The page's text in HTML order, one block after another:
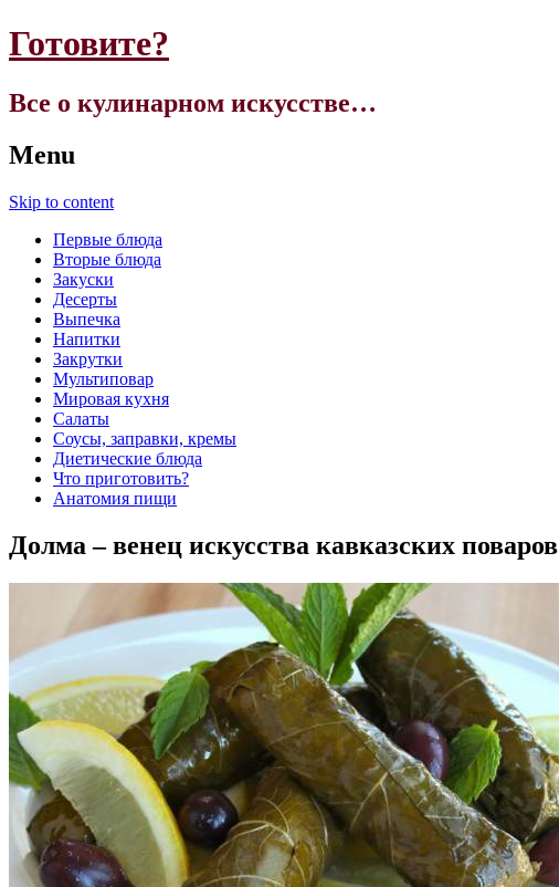
Готовите?
Все о кулинарном искусстве…
Menu
Skip to content
Первые блюда
Вторые блюда
Закуски
Десерты
Выпечка
Напитки
Закрутки
Мультиповар
Мировая кухня
Салаты
Соусы, заправки, кремы
Диетические блюда
Что приготовить?
Анатомия пищи
Долма – венец искусства кавказских поваров